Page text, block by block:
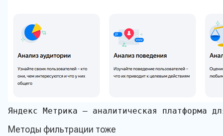
Яндекс Метрика — аналитическая платформа
Методы фильтрации тоже